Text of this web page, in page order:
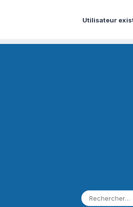
Utilisateur